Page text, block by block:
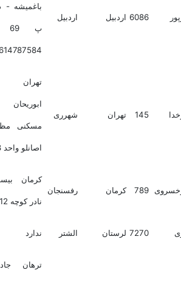
6086 اردبیل اردبیل
باغمیشه - دربندزینبیه
پ 69 کدپستی
5614787584
145 تهران شهرری
تهران پاکدشت
ابوریحان مجتمع
مسکنی مظفر بلوک
اصانلو واحد 18
789 کرمان رفسنجان
کرمان بیست متری
نادر کوچه 12 پلاک 86
7270 لرستان الشتر ندارد
ترهان جاده ساوه